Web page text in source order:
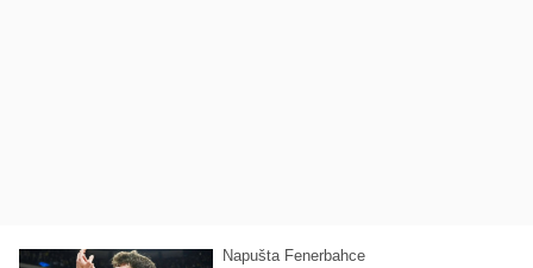
Napušta Fenerbahce